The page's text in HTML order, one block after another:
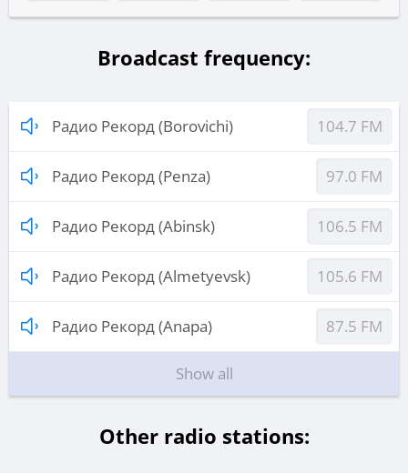
Broadcast frequency:
Радио Рекорд (Borovichi) 104.7 FM
Радио Рекорд (Penza) 97.0 FM
Радио Рекорд (Abinsk) 106.5 FM
Радио Рекорд (Almetyevsk) 105.6 FM
Радио Рекорд (Anapa) 87.5 FM
Show all
Other radio stations: